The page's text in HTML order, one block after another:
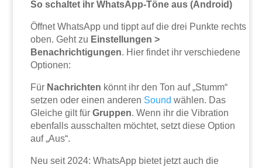
So schaltet ihr WhatsApp-Töne aus (Android)
Öffnet WhatsApp und tippt auf die drei Punkte rechts
oben. Geht zu Einstellungen >
Benachrichtigungen. Hier findet ihr verschiedene
Optionen:
Für Nachrichten könnt ihr den Ton auf „Stumm“
setzen oder einen anderen Sound wählen. Das
Gleiche gilt fürGruppen. Wenn ihr die Vibration
ebenfalls ausschalten möchtet, setzt diese Option
auf „Aus“.
Neu seit 2024: WhatsApp bietet jetzt auch die